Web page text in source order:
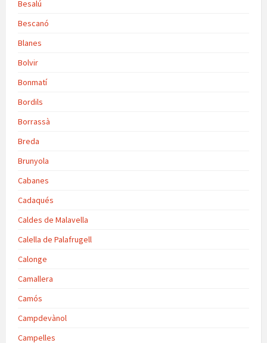
Besalú
Bescanó
Blanes
Bolvir
Bonmatí
Bordils
Borrassà
Breda
Brunyola
Cabanes
Cadaqués
Caldes de Malavella
Calella de Palafrugell
Calonge
Camallera
Camós
Campdevànol
Campelles